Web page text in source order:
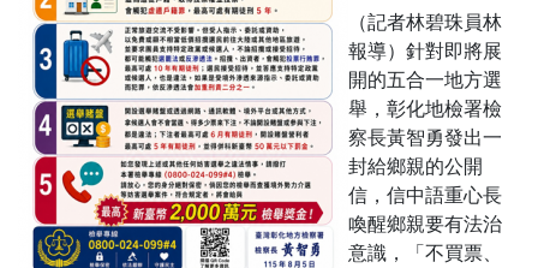
（記者林碧珠員林
報導）針對即將展
開的五合一地方選
舉，彰化地檢署檢
察長黃智勇發出一
封給鄉親的公開
信，信中語重心長
喚醒鄉親要有法治
意識，「不買票、